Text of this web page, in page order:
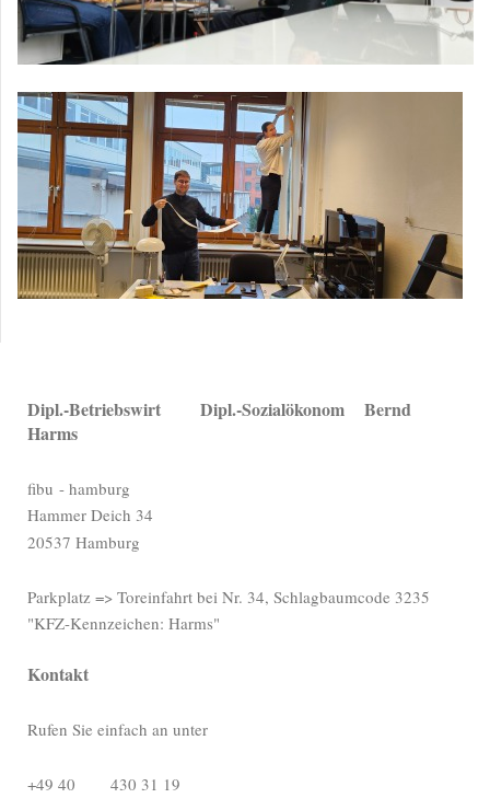
Dipl.-Betriebswirt Dipl.-Sozialökonom Bernd
Harms
fibu - hamburg
Hammer Deich 34
20537 Hamburg
Parkplatz => Toreinfahrt bei Nr. 34, Schlagbaumcode 3235
"KFZ-Kennzeichen: Harms"
Kontakt
Rufen Sie einfach an unter
+49 40 430 31 19